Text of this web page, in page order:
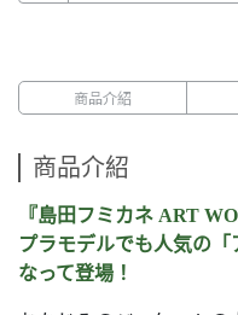
商品介紹
商品介紹
『島田フミカネ ART
プラモデルでも人気の
なって登場！